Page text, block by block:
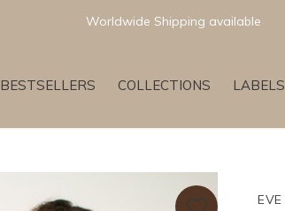
BESTSELLERS COLLECTIONS LABELS
Worldwide Shipping available
EVE